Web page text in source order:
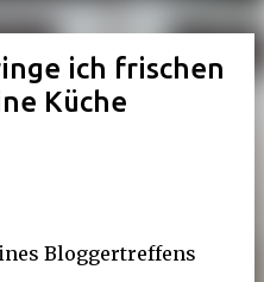
ich frischen
Küche
Bloggertreffens